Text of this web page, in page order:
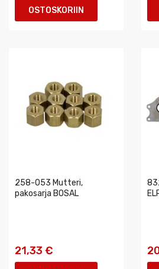
OSTOSKORIIN
258-053 Mutteri,
pakosarja BOSAL
21,33 €